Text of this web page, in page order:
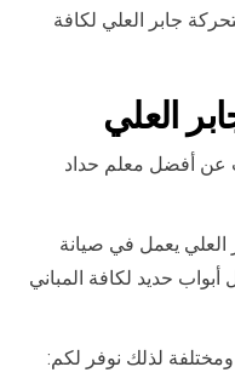
جابر العلي لكافة
العلي
عن أفضل معلم حداد
العلي يعمل في صيانة
حديد لكافة المباني
لذلك نوفر لكم: